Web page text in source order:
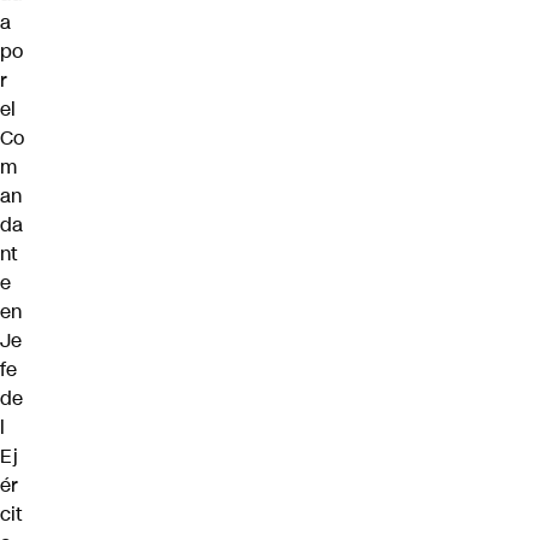
a
po
r
el
Co
m
an
da
nt
e
en
Je
fe
de
l
Ej
ér
cit